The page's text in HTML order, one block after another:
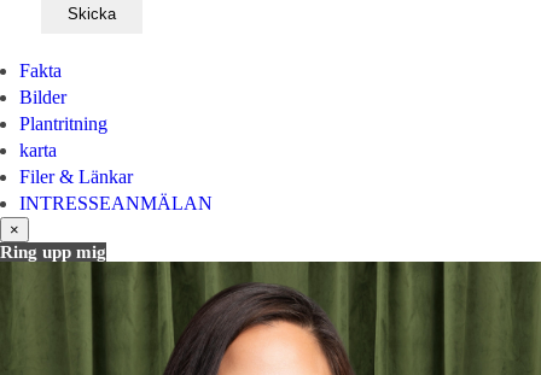
Fakta
Bilder
Plantritning
karta
Filer & Länkar
INTRESSEANMÄLAN
×
Ring upp mig